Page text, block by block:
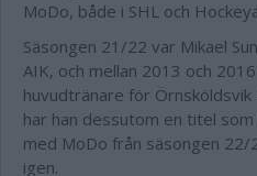
MoDo, både i SHL och
Säsongen 21/22 var Mikael
AIK, och mellan 2013 och
huvudtränare för
har han dessutom en titel
med MoDo från säsongen 22/
igen.